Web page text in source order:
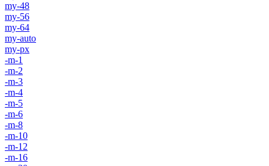
my-48
my-56
my-64
my-auto
my-px
-m-1
-m-2
-m-3
-m-4
-m-5
-m-6
-m-8
-m-10
-m-12
-m-16